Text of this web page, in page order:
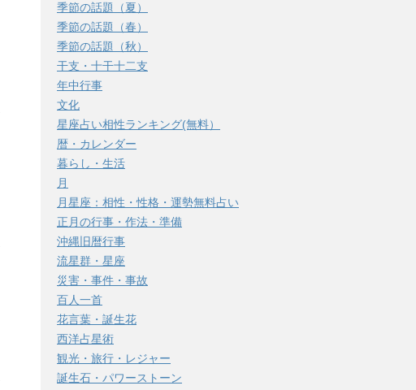
季節の話題（夏）
季節の話題（春）
季節の話題（秋）
干支・十干十二支
年中行事
文化
星座占い相性ランキング(無料）
暦・カレンダー
暮らし・生活
月
月星座：相性・性格・運勢無料占い
正月の行事・作法・準備
沖縄旧暦行事
流星群・星座
災害・事件・事故
百人一首
花言葉・誕生花
西洋占星術
観光・旅行・レジャー
誕生石・パワーストーン